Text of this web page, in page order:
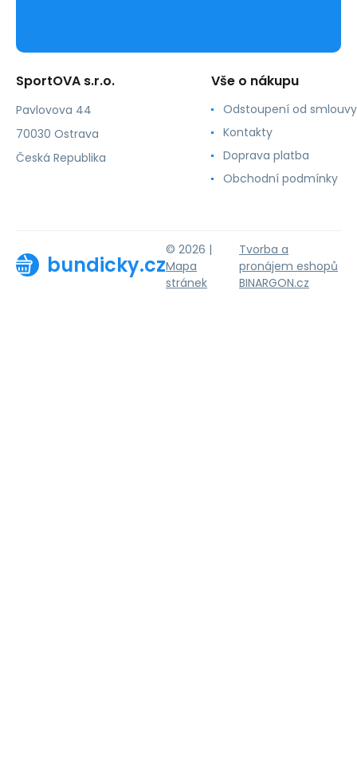
SportOVA s.r.o.
Pavlovova 44
70030 Ostrava
Česká Republika
Vše o nákupu
Odstoupení od smlouvy
Kontakty
Doprava platba
Obchodní podmínky
bundicky.cz
© 2026 |
Mapa
stránek
Tvorba a
pronájem eshopů
BINARGON.cz